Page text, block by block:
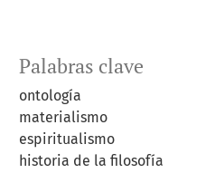
Palabras clave
ontología
materialismo
espiritualismo
historia de la filosofía